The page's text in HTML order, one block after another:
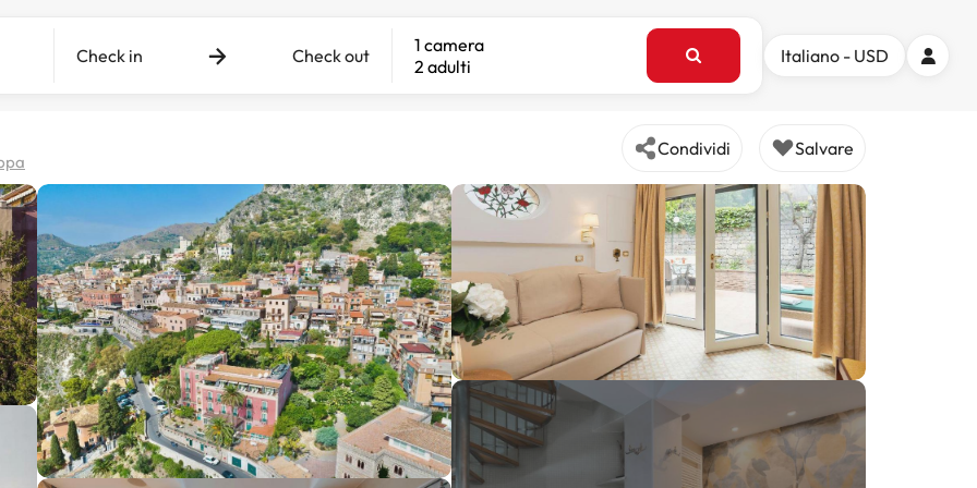
Check in Check out
1 camera
2 adulti
Italiano - USD
Condividi Salvare